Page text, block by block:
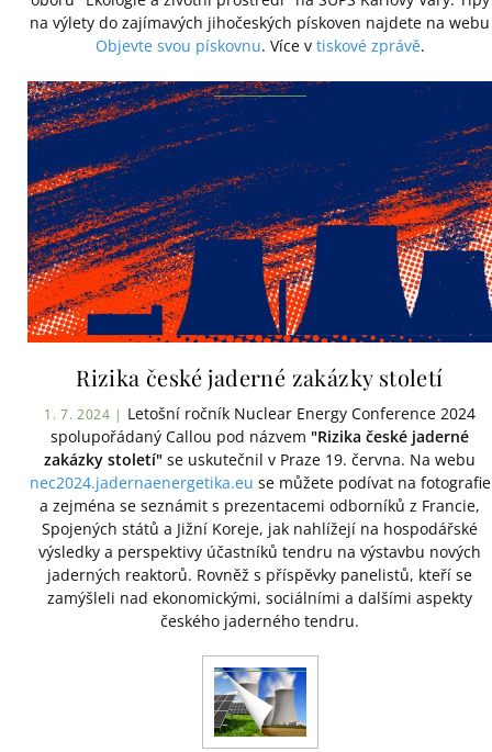
na výlety do zajímavých jihočeských pískoven najdete na webu
Objevte svou pískovnu. Více v tiskové zprávě.
Rizika české jaderné zakázky století
1. 7. 2024 | Letošní ročník Nuclear Energy Conference 2024
spolupořádaný Callou pod názvem "Rizika české jaderné
zakázky století" se uskutečnil v Praze 19. června. Na webu
nec2024.jadernaenergetika.eu se můžete podívat na fotografie
a zejména se seznámit s prezentacemi odborníků z Francie,
Spojených států a Jižní Koreje, jak nahlížejí na hospodářské
výsledky a perspektivy účastníků tendru na výstavbu nových
jaderných reaktorů. Rovněž s příspěvky panelistů, kteří se
zamýšleli nad ekonomickými, sociálními a dalšími aspekty
českého jaderného tendru.